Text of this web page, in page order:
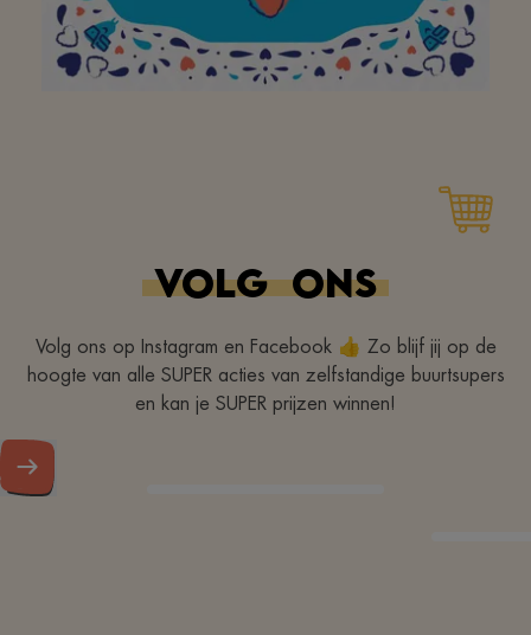
VOLG ONS
Volg ons op Instagram en Facebook 👍 Zo blijf jij op de
hoogte van alle SUPER acties van zelfstandige buurtsupers
en kan je SUPER prijzen winnen!